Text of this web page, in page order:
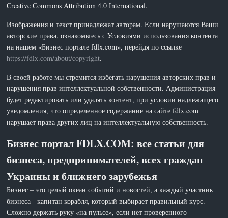
Creative Commons Attribution 4.0 International.
Изображения и текст принадлежат авторам. Если нарушаются Ваши
авторские права, ознакомьтесь с Условиями использования контента
на нашем «Бизнес портале fdlx.com», перейдя по ссылке
https://fdlx.com/about/copyright.
В своей работе мы стремится избегать нарушения авторских прав и
нарушения прав интеллектуальной собственности. Администрация
будет редактировать или удалять контент, при условии надлежащего
уведомления, что определенное содержание на сайте fdlx.com
нарушает права других лиц на интеллектуальную собственность.
Бизнес портал FDLX.COM: все статьи для
бизнеса, предпринимателей, всех граждан
Украины и ближнего зарубежья
Бизнес – это целый океан событий и новостей, а каждый участник
бизнеса - капитан корабля, который выбирает правильный курс.
Сложно держать руку «на пульсе», если нет проверенного